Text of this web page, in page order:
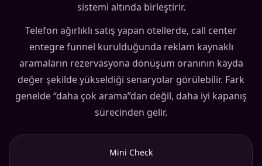
sistemi altında birleştirir.
Telefon ağırlıklı satış yapan otellerde, call center
entegre funnel kurulduğunda reklam kaynaklı
aramaların rezervasyona dönüşüm oranının kayda
değer şekilde yükseldiği senaryolar görülebilir. Fark
genelde “daha çok arama”dan değil, daha iyi kapanış
sürecinden gelir.
Mini Check